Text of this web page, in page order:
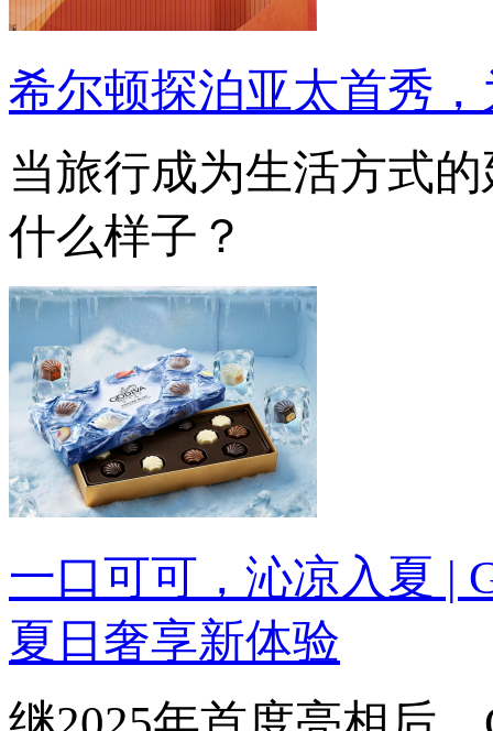
希尔顿探泊亚太首秀
当旅行成为生活方式
什么样子？
一口可可，沁凉入夏 |
夏日奢享新体验